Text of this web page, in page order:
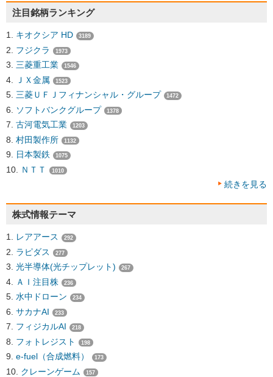
注目銘柄ランキング
キオクシア HD 3189
フジクラ 1973
三菱重工業 1546
ＪＸ金属 1523
三菱ＵＦＪフィナンシャル・グループ 1472
ソフトバンクグループ 1378
古河電気工業 1203
村田製作所 1132
日本製鉄 1075
ＮＴＴ 1010
続きを見る
株式情報テーマ
レアアース 292
ラピダス 277
光半導体(光チップレット) 267
ＡＩ注目株 236
水中ドローン 234
サカナAI 233
フィジカルAI 218
フォトレジスト 198
e-fuel（合成燃料） 173
クレーンゲーム 157